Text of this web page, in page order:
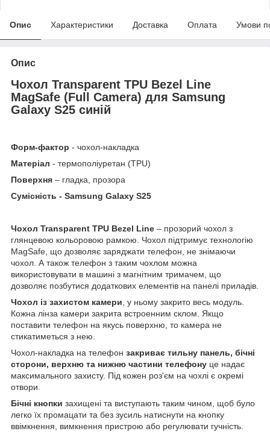
Опис Характеристики Доставка Оплата Умови
Опис
Чохол Transparent TPU Bezel Line
MagSafe (Full Camera) для Samsung
Galaxy S25 синій
Форм-фактор - чохол-накладка
Матеріал - термополіуретан (TPU)
Поверхня – гладка, прозора
Сумісність - Samsung Galaxy S25
Чохол Transparent TPU Bezel Line – прозорий чохол з
глянцевою кольоровою рамкою. Чохол підтримує технологію
MagSafe, що дозволяє заряджати телефон, не знімаючи
чохол. А також телефон з таким чохлом можна
використовувати в машині з магнітним тримачем, що
дозволяє позбутися додаткових елементів на панелі приладів.
Чохол із захистом камери, у ньому закрито весь модуль.
Кожна лінза камери закрита встроенним склом. Якщо
поставити телефон на якусь поверхню, то камера не
стикатиметься з нею.
Чохол-накладка на телефон закриває тильну панель, бічні
сторони, верхню та нижню частини телефону це надає
максимального захисту. Під кожен роз'єм на чохлі є окремі
отвори.
Бічні кнопки захищені та виступають таким чином, щоб було
легко їх промацати та без зусиль натиснути на кнопку
ввімкнення, вимкнення пристрою або регулювати гучність.